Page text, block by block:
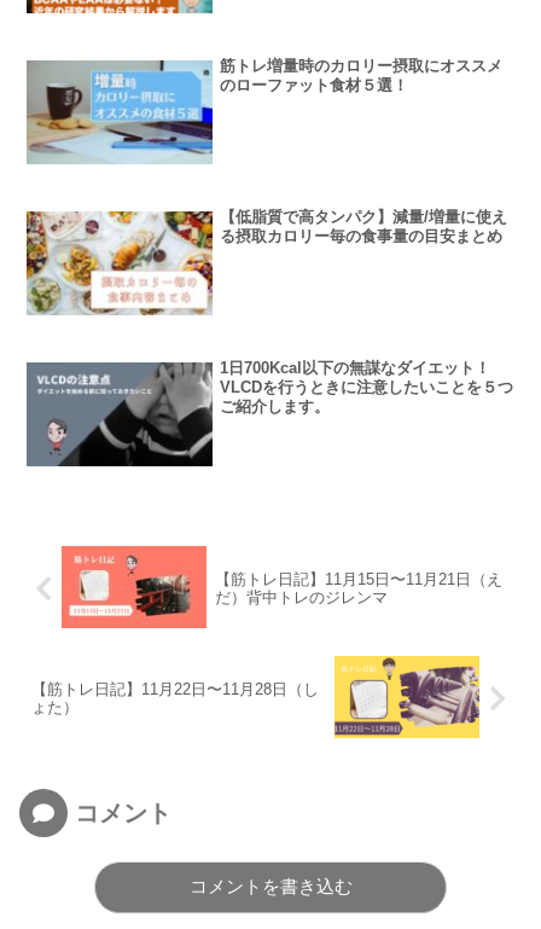
筋トレ増量時のカロリー摂取にオススメ
のローファット食材５選！
【低脂質で高タンパク】減量/増量に使え
る摂取カロリー毎の食事量の目安まとめ
1日700Kcal以下の無謀なダイエット！
VLCDを行うときに注意したいことを５つ
ご紹介します。
【筋トレ日記】11月15日〜11月21日（え
だ）背中トレのジレンマ
【筋トレ日記】11月22日〜11月28日（し
ょた）
コメント
コメントを書き込む